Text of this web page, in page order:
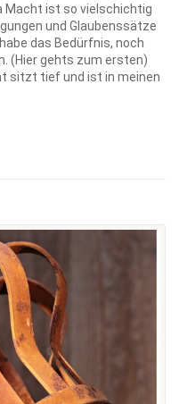
Macht ist so vielschichtig
und Glaubenssätze
das Bedürfnis, noch
(Hier gehts zum ersten)
sitzt tief und ist in meinen